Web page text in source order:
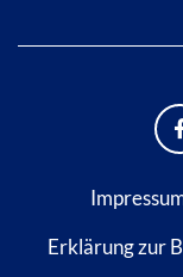
Erklärung zur